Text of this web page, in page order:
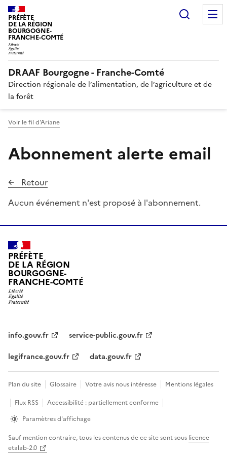
PRÉFÈTE
DE LA RÉGION
BOURGOGNE-
FRANCHE-COMTÉ
DRAAF Bourgogne - Franche-Comté
Direction régionale de l’alimentation, de l’agriculture et de
la forêt
Voir le fil d'Ariane
Abonnement alerte email
Retour
Aucun événement n'est proposé à l'abonnement.
PRÉFÈTE
DE LA RÉGION
BOURGOGNE-
FRANCHE-COMTÉ
info.gouv.fr
service-public.gouv.fr
legifrance.gouv.fr
data.gouv.fr
Plan du site Glossaire Votre avis nous intéresse
Mentions légales
Flux RSS
Accessibilité : partiellement conforme
Paramètres d'affichage
Sauf mention contraire, tous les contenus de ce site sont sous licence
etalab-2.0